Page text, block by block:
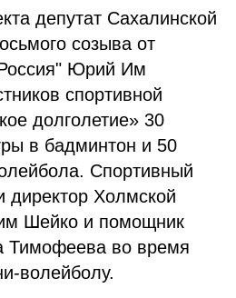
депутат Сахалинской
созыва от
Юрий Им
спортивной
долголетие» 30
в бадминтон и 50
Спортивный
директор Холмской
Шейко и помощник
Тимофеева во время
волейболу.